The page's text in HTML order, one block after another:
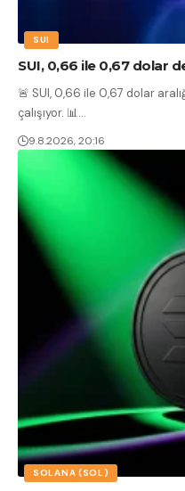
SUI
SUI, 0,66 ile 0,67 dolar
🚨 SUI, 0,66 ile 0,67 dolar
çalışıyor. 📊…
9.8.2026, 20:16
SOLANA (SOL)